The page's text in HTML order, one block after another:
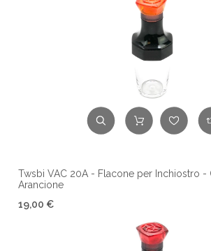
Twsbi VAC 20A - Flacone per Inchiostro -
Arancione
19,00 €